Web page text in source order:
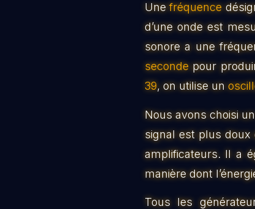
Unefréquence
d’une onde est
sonore a une
secondepour
39, on utilise un
Nous avons choisi un
signal est plus doux
amplificateurs. Il a
manière dont
Tous les